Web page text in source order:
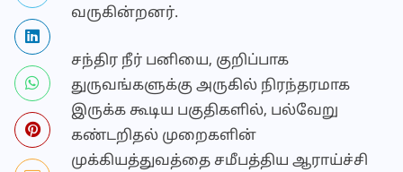
வருகின்றனர்.
சந்திர நீர் பனியை, குறிப்பாக
துருவங்களுக்கு அருகில் நிரந்தரமாக
இருக்க கூடிய பகுதிகளில், பல்வேறு
கண்டறிதல் முறைகளின்
முக்கியத்துவத்தை சமீபத்திய ஆராய்ச்சி